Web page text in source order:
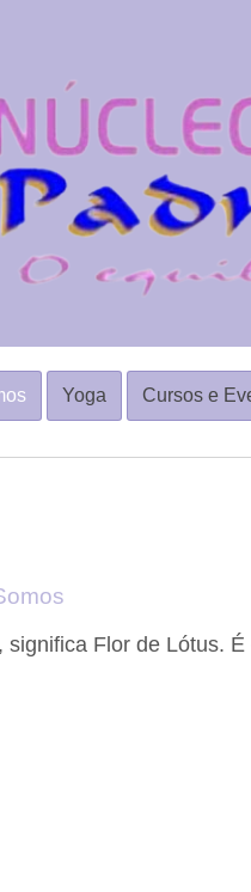
Yoga Cursos e
significa Flor de Lótus.